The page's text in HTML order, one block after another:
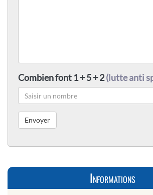
Combien font 1 + 5 + 2(lutte anti
Informations